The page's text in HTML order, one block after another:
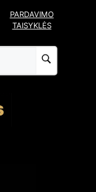
PARDAVIMO
TAISYKLĖS